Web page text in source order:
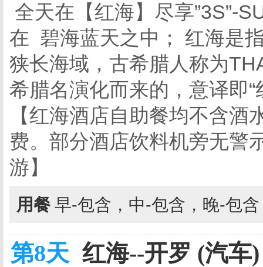
全天在【红海】尽享”3S”-
在 碧海蓝天之中； 红海是
狭长海域，古希腊人称为
希腊名演化而来的，意译即“
【红海酒店自助餐均不含
费。部分酒店饮料机旁无警
游】
用餐 早-包含，中-包含，晚-包
第8天 红海--开罗 (汽车)